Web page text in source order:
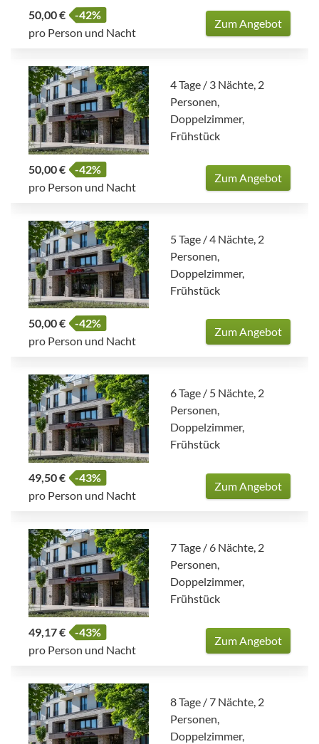
50,00 €
-42%
pro Person und Nacht
Zum Angebot
4 Tage / 3 Nächte, 2
Personen,
Doppelzimmer,
Frühstück
50,00 €
-42%
pro Person und Nacht
Zum Angebot
5 Tage / 4 Nächte, 2
Personen,
Doppelzimmer,
Frühstück
50,00 €
-42%
pro Person und Nacht
Zum Angebot
6 Tage / 5 Nächte, 2
Personen,
Doppelzimmer,
Frühstück
49,50 €
-43%
pro Person und Nacht
Zum Angebot
7 Tage / 6 Nächte, 2
Personen,
Doppelzimmer,
Frühstück
49,17 €
-43%
pro Person und Nacht
Zum Angebot
8 Tage / 7 Nächte, 2
Personen,
Doppelzimmer,